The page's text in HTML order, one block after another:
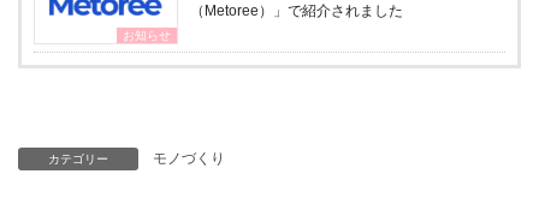
お知らせ
（Metoree）」で紹介されました
カテゴリー モノづくり